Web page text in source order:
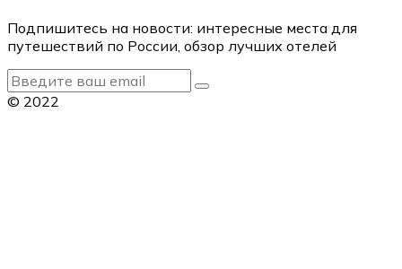
Подпишитесь на новости: интересные места для
путешествий по России, обзор лучших отелей
© 2022